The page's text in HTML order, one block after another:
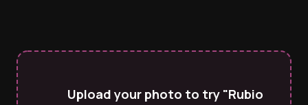
Upload your photo to try "Rubio